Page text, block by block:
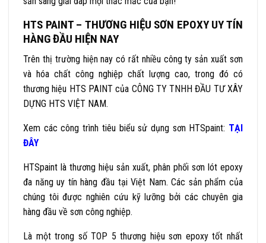
HTS PAINT – THƯƠNG HIỆU SƠN EPOXY UY TÍN
HÀNG ĐẦU HIỆN NAY
Trên thị trường hiện nay có rất nhiều công ty sản xuất sơn
và hóa chất công nghiệp chất lượng cao, trong đó có
thương hiệu HTS PAINT của CÔNG TY TNHH ĐẦU TƯ XÂY
DỰNG HTS VIỆT NAM.
Xem các công trình tiêu biểu sử dụng sơn HTSpaint: TẠI
ĐÂY
HTSpaint là thương hiệu sản xuất, phân phối sơn lót epoxy
đa năng uy tín hàng đầu tại Việt Nam. Các sản phẩm của
chúng tôi được nghiên cứu kỹ lưỡng bởi các chuyên gia
hàng đầu về sơn công nghiệp.
Là một trong số TOP 5 thương hiệu sơn epoxy tốt nhất